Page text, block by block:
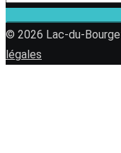
© 2026 Lac-du-
légales